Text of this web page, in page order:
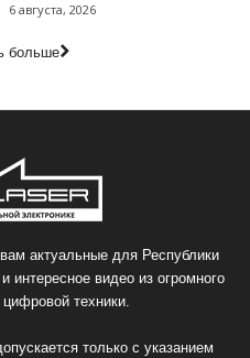
6 августа, 2026
больше
актуальные для Республики
интересное видео из огромного
техники.
только с указанием